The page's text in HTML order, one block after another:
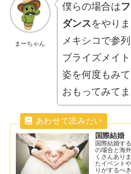
まーちゃん
僕らの場合は
ダンスをやり
メキシコで参
ブライズメイ
姿を何度もみ
おもってみてま
国際結婚
国際結婚す
の場合と海
くさんあり
たイベント
りがするべ